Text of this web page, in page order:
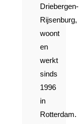
Driebergen-
Rijsenburg,
woont
en
werkt
sinds
1996
in
Rotterdam.